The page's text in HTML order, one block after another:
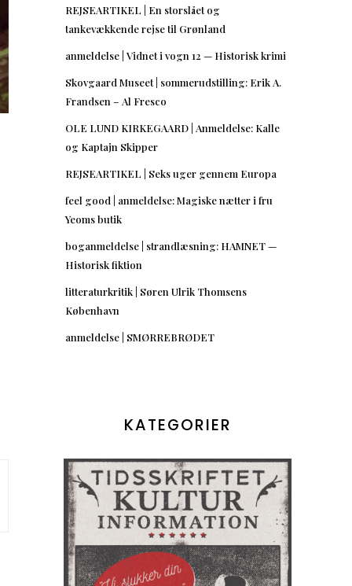
REJSEARTIKEL | En storslået og
tankevækkende rejse til Grønland
anmeldelse | Vidnet i vogn 12 — Historisk krimi
Skovgaard Museet | sommerudstilling: Erik A.
Frandsen – Al Fresco
OLE LUND KIRKEGAARD | Anmeldelse: Kalle
og Kaptajn Skipper
REJSEARTIKEL | Seks uger gennem Europa
feel good | anmeldelse: Magiske nætter i fru
Yeoms butik
boganmeldelse | strandlæsning: HAMNET —
Historisk fiktion
litteraturkritik | Søren Ulrik Thomsens
København
anmeldelse | SMØRREBRØDET
KATEGORIER